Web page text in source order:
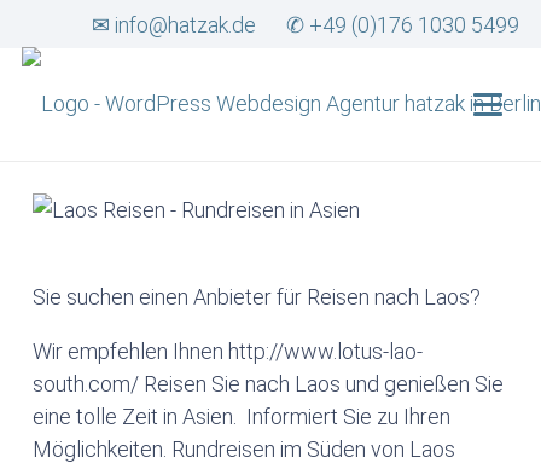
✉ info@hatzak.de ✆ +49 (0)176 1030 5499
Sie suchen einen Anbieter für Reisen nach Laos?
Wir empfehlen Ihnen http://www.lotus-lao-
south.com/ Reisen Sie nach Laos und genießen Sie
eine tolle Zeit in Asien. Informiert Sie zu Ihren
Möglichkeiten. Rundreisen im Süden von Laos